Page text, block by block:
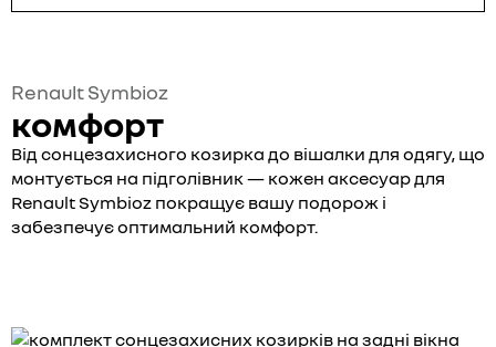
Renault Symbioz
комфорт
Від сонцезахисного козирка до вішалки для одягу, що
монтується на підголівник — кожен аксесуар для
Renault Symbioz покращує вашу подорож і
забезпечує оптимальний комфорт.